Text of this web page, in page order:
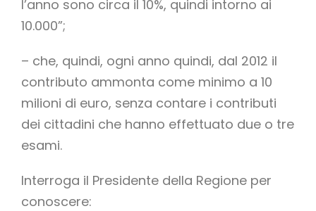
l’anno sono circa il 10%, quindi intorno ai
10.000”;
– che, quindi, ogni anno quindi, dal 2012 il
contributo ammonta come minimo a 10
milioni di euro, senza contare i contributi
dei cittadini che hanno effettuato due o tre
esami.
Interroga il Presidente della Regione per
conoscere: